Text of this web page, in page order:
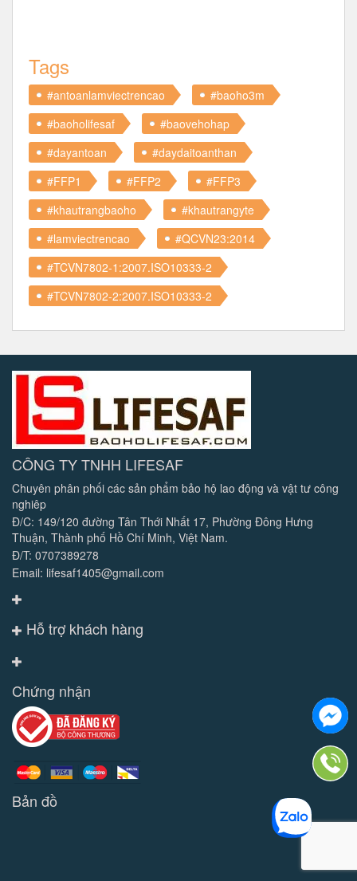
Tags
#antoanlamviectrencao
#baoho3m
#baoholifesaf
#baovehohap
#dayantoan
#daydaitoanthan
#FFP1
#FFP2
#FFP3
#khautrangbaoho
#khautrangyte
#lamviectrencao
#QCVN23:2014
#TCVN7802-1:2007.ISO10333-2
#TCVN7802-2:2007.ISO10333-2
CÔNG TY TNHH LIFESAF
Chuyên phân phối các sản phẩm bảo hộ lao động và vật tư công
nghiêp
Đ/C: 149/120 đường Tân Thới Nhất 17, Phường Đông Hưng
Thuận, Thành phố Hồ Chí Minh, Việt Nam.
Đ/T: 0707389278
Email: lifesaf1405@gmail.com
Hỗ trợ khách hàng
Chứng nhận
Bản đồ